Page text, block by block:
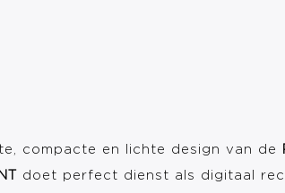
compacte en lichte design van de
doet perfect dienst als digitaal